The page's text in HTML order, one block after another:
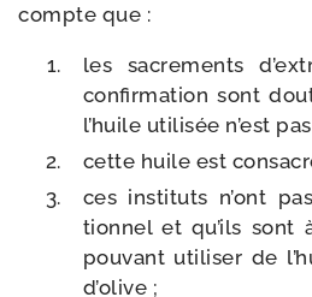
compte que :
les sacre­ments
confir­ma­tion sont
l’huile uti­li­sée n’est
cette huile est
ces ins­ti­tuts n’ont
tion­nel et qu’ils sont
pou­vant uti­li­ser de
d’olive ;